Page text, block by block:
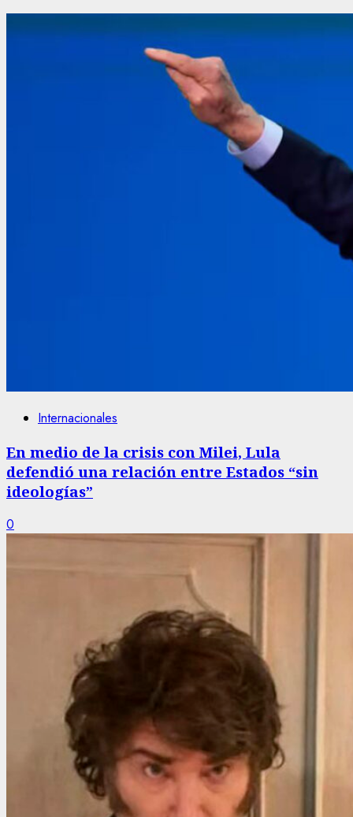
Internacionales
En medio de la crisis con Milei, Lula
defendió una relación entre Estados “sin
ideologías”
0